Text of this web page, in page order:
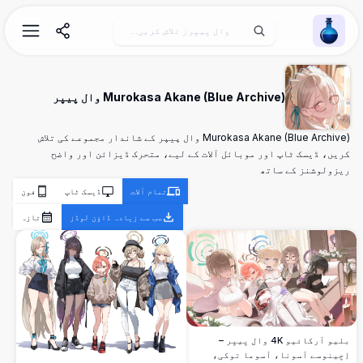
Wallpaper Alchemy
Murokasa Akane (Blue Archive) وال پیپر
Murokasa Akane (Blue Archive) وال پیپر کے شاندار مجموعے کی تلاش
کریں، ڈیسک ٹاپ اور موبائل آلات کے لیے، متحرک ڈیزائن اور واضح
ریزولوشنز کے ساتھ
تمام آلات ڈیسک ٹاپ فون
سب سے زیادہ ڈاؤن لوڈز تازہ
بلیو آرکائیو 4K وال پیپر –
اِچینوسے آسونا، آسوما توکی،